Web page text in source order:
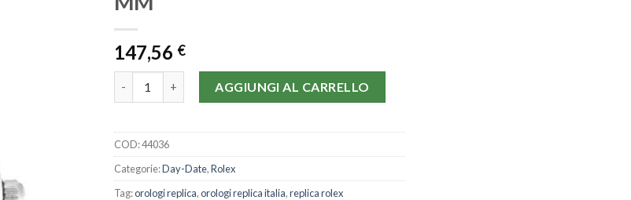
147,56 €
AGGIUNGI AL CARRELLO
COD:44036
Categorie:Day-Date,Rolex
Tag:orologi replica,orologi replica italia,replica rolex